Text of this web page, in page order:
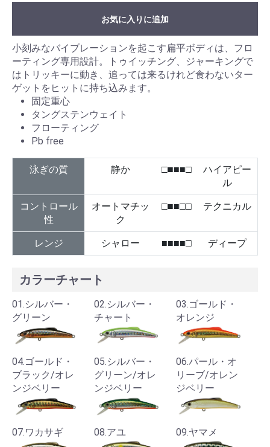
お気に入りに追加
小刻みなバイブレーションを起こす扁平ボディは、フロ
ーティング専用設計。トゥイッチング、ジャーキングで
はトリッキーに動き、追っては来るけれど食わないター
ゲットをヒットに持ち込みます。
固定重心
タングステンウェイト
フローティング
Pb free
泳ぎの質 静か □■■■□
ハイアピー
ル
コントロール
性
オートマチッ
ク
□■■□□ テクニカル
レンジ シャロー ■■■■□ ディープ
カラーチャート
01.シルバー・
グリーン
02.シルバー・
チャート
03.ゴールド・
オレンジ
04.ゴールド・
ブラック/オレ
ンジベリー
05.シルバー・
グリーン/オレ
ンジベリー
06.パール・オ
リーブ/オレン
ジベリー
07.ワカサギ 08.アユ 09.ヤマメ